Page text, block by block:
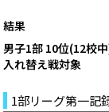
結果
男子1部 10位(12校
入れ替え戦対象
1部リーグ第一記